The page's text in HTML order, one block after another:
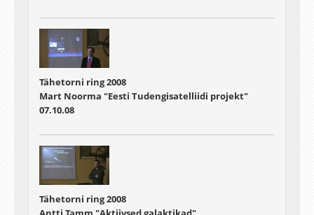
Tähetorni ring 2008
Mart Noorma "Eesti Tudengisatelliidi projekt"
07.10.08
Tähetorni ring 2008